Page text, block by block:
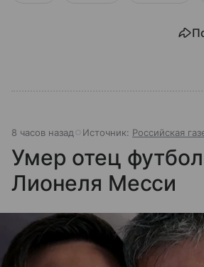
8 часов назад Источник: Российская
Умер отец
Лионеля Месси